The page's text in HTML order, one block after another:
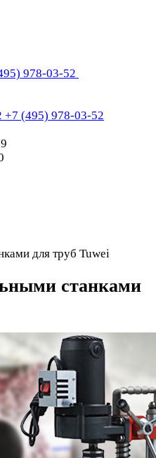
978-03-52
+7 (495) 978-03-52
для труб Tuwei
станками